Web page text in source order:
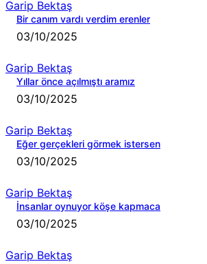
Garip Bektaş
Bir canım vardı verdim erenler
03/10/2025
Garip Bektaş
Yıllar önce açılmıştı aramız
03/10/2025
Garip Bektaş
Eğer gerçekleri görmek istersen
03/10/2025
Garip Bektaş
İnsanlar oynuyor köşe kapmaca
03/10/2025
Garip Bektaş